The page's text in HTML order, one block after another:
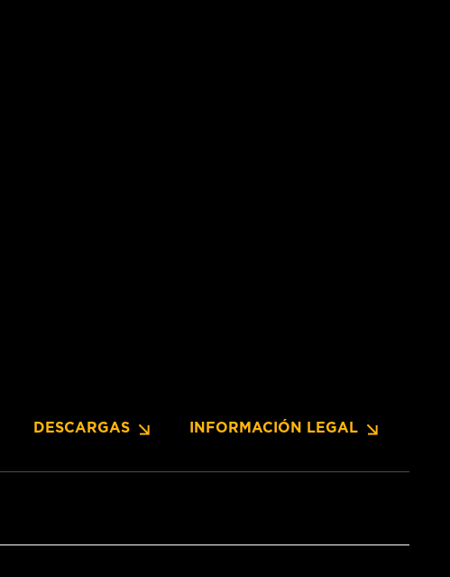
DESCARGAS INFORMACIÓN LEGAL